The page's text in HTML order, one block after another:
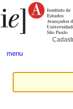
para
conteúdo.
Pessoais
menu